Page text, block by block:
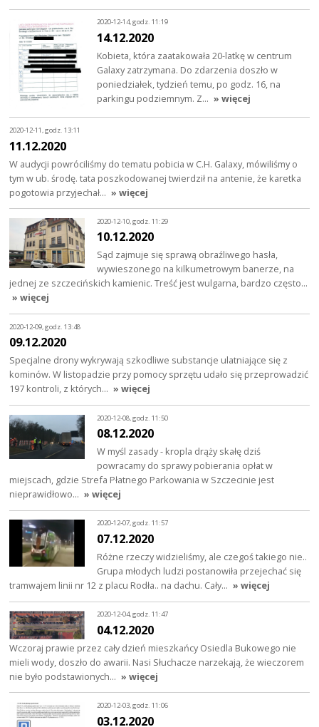
2020-12-14, godz. 11:19
14.12.2020
Kobieta, która zaatakowała 20-latkę w centrum
Galaxy zatrzymana. Do zdarzenia doszło w
poniedziałek, tydzień temu, po godz. 16, na
parkingu podziemnym. Z… » więcej
2020-12-11, godz. 13:11
11.12.2020
W audycji powróciliśmy do tematu pobicia w C.H. Galaxy, mówiliśmy o
tym w ub. środę. tata poszkodowanej twierdził na antenie, że karetka
pogotowia przyjechał… » więcej
2020-12-10, godz. 11:29
10.12.2020
Sąd zajmuje się sprawą obraźliwego hasła,
wywieszonego na kilkumetrowym banerze, na
jednej ze szczecińskich kamienic. Treść jest wulgarna, bardzo często…
» więcej
2020-12-09, godz. 13:48
09.12.2020
Specjalne drony wykrywają szkodliwe substancje ulatniające się z
kominów. W listopadzie przy pomocy sprzętu udało się przeprowadzić
197 kontroli, z których… » więcej
2020-12-08, godz. 11:50
08.12.2020
W myśl zasady - kropla drąży skałę dziś
powracamy do sprawy pobierania opłat w
miejscach, gdzie Strefa Płatnego Parkowania w Szczecinie jest
nieprawidłowo… » więcej
2020-12-07, godz. 11:57
07.12.2020
Różne rzeczy widzieliśmy, ale czegoś takiego nie..
Grupa młodych ludzi postanowiła przejechać się
tramwajem linii nr 12 z placu Rodła.. na dachu. Cały… » więcej
2020-12-04, godz. 11:47
04.12.2020
Wczoraj prawie przez cały dzień mieszkańcy Osiedla Bukowego nie
mieli wody, doszło do awarii. Nasi Słuchacze narzekają, że wieczorem
nie było podstawionych… » więcej
2020-12-03, godz. 11:06
03.12.2020